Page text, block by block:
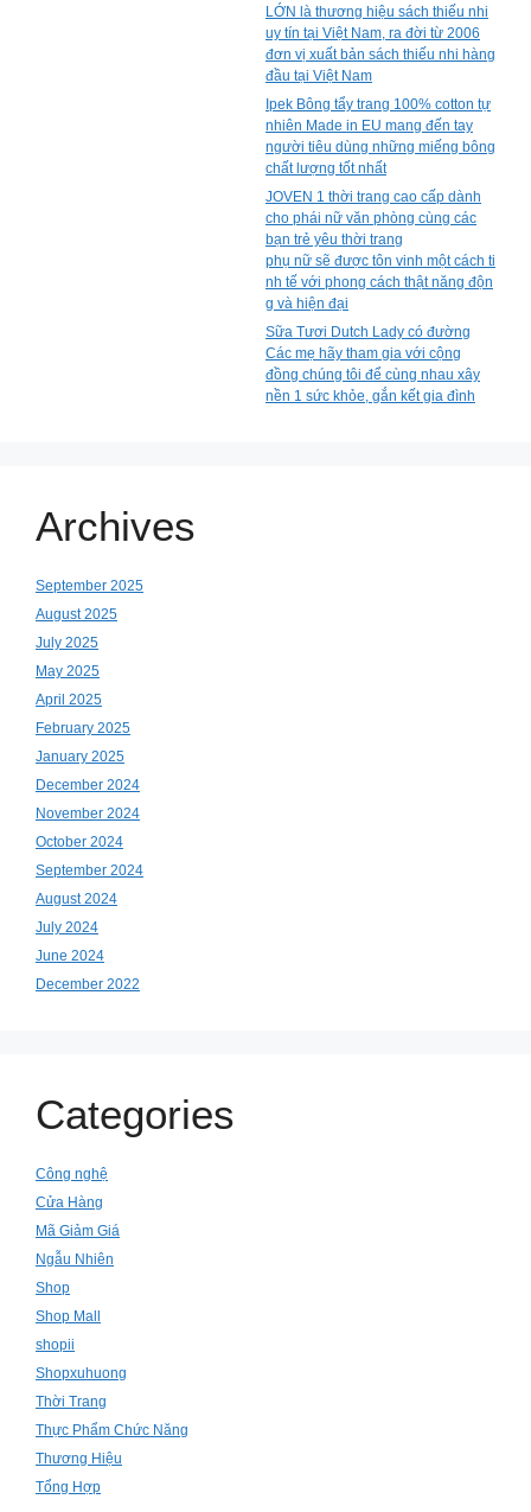
LỚN là thương hiệu sách thiếu nhi
uy tín tại Việt Nam, ra đời từ 2006
đơn vị xuất bản sách thiếu nhi hàng
đầu tại Việt Nam
Ipek Bông tẩy trang 100% cotton tự
nhiên Made in EU mang đến tay
người tiêu dùng những miếng bông
chất lượng tốt nhất
JOVEN 1 thời trang cao cấp dành
cho phái nữ văn phòng cùng các
bạn trẻ yêu thời trang
phụ nữ sẽ được tôn vinh một cách ti
nh tế với phong cách thật năng độn
g và hiện đại
Sữa Tươi Dutch Lady có đường
Các mẹ hãy tham gia với cộng
đồng chúng tôi để cùng nhau xây
nền 1 sức khỏe, gắn kết gia đình
Archives
September 2025
August 2025
July 2025
May 2025
April 2025
February 2025
January 2025
December 2024
November 2024
October 2024
September 2024
August 2024
July 2024
June 2024
December 2022
Categories
Công nghệ
Cửa Hàng
Mã Giảm Giá
Ngẫu Nhiên
Shop
Shop Mall
shopii
Shopxuhuong
Thời Trang
Thực Phẩm Chức Năng
Thương Hiệu
Tổng Hợp